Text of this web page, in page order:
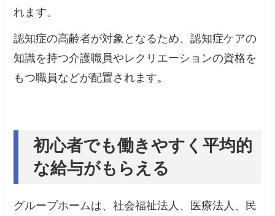
れます。
認知症の高齢者が対象となるため、認知症ケアの
知識を持つ介護職員やレクリエーションの資格を
もつ職員などが配置されます。
初心者でも働きやすく平均的
な給与がもらえる
グループホームは、社会福祉法人、医療法人、民